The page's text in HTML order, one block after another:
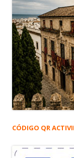
CÓDIGO QR